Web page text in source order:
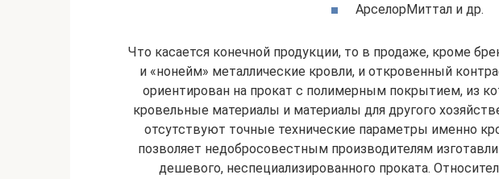
АрселорМиттал и др.
Что касается конечной продукции, то в продаже, кроме
и «нонейм» металлические кровли, и откровенный
ориентирован на прокат с полимерным покрытием, из
кровельные материалы и материалы для другого
отсутствуют точные технические параметры именно
позволяет недобросовестным производителям
дешевого, неспециализированного проката.